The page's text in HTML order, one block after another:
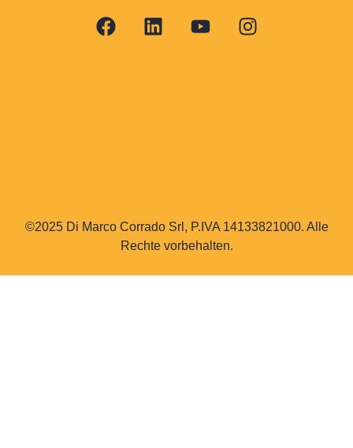
©2025 Di Marco Corrado Srl, P.IVA 14133821000. Alle
Rechte vorbehalten.